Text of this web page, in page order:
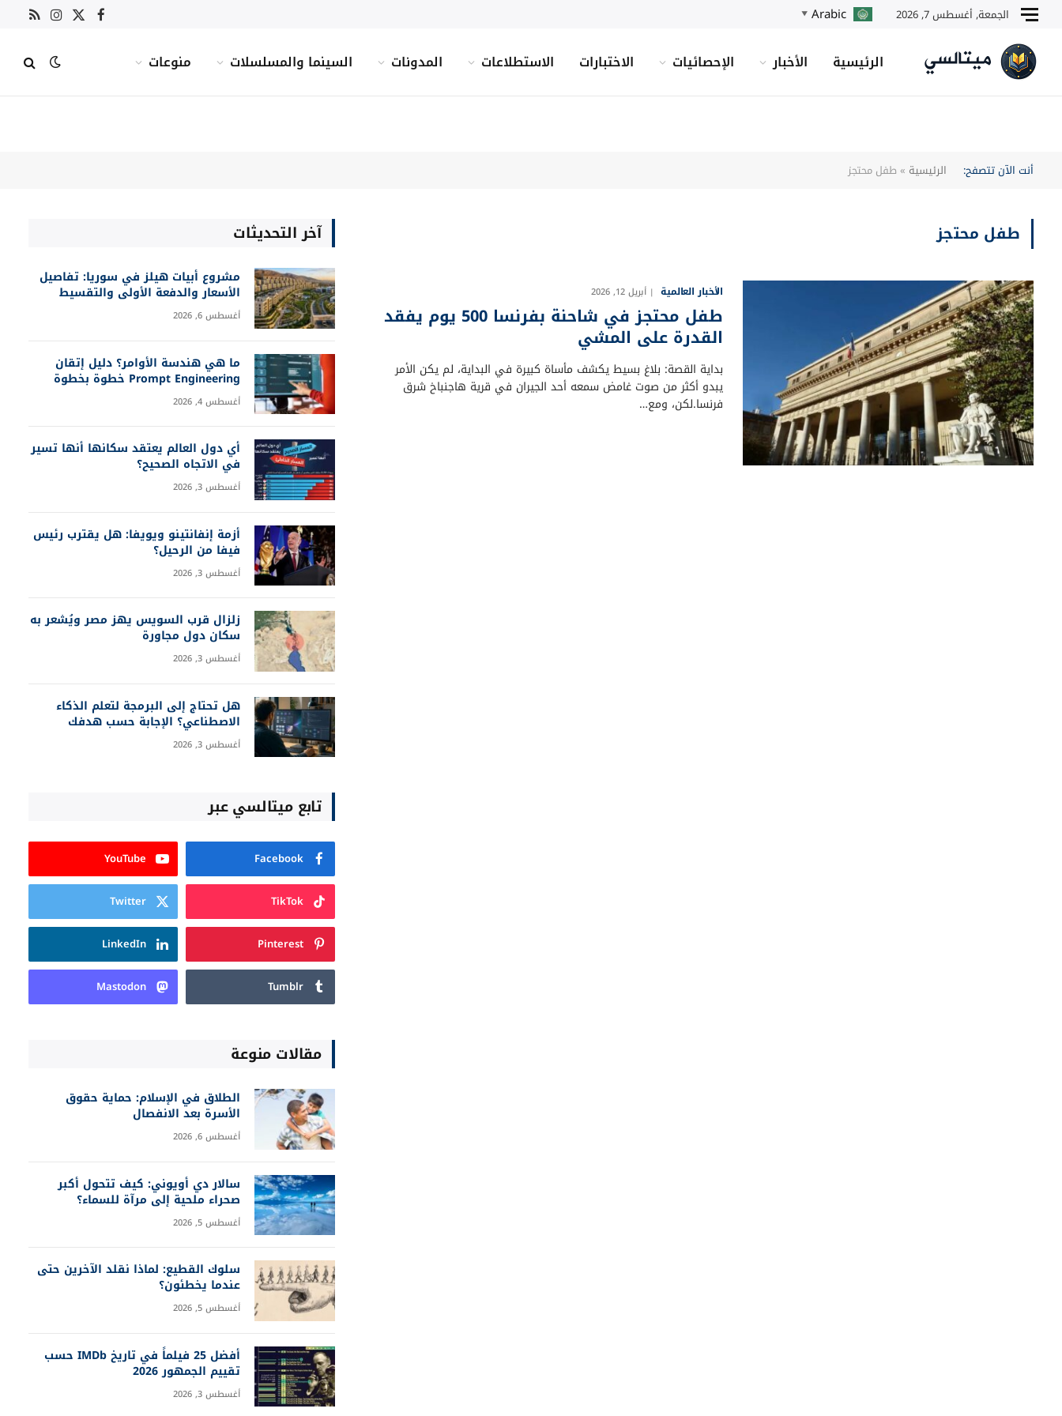
الجمعة, أغسطس 7, 2026 Arabic
▼ فيسبوك
X الانستغرام
RSS
الرئيسية الأخبار الإحصائيات الاختبارات الاستطلاعات المدونات السينما والمسلسلات منوعات
أنت الآن تتصفح: الرئيسية » طفل محتجز
طفل محتجز
الأخبار العالمية أبريل 12, 2026
طفل محتجز في شاحنة بفرنسا 500 يوم يفقد
القدرة على المشي
بداية القصة: بلاغ بسيط يكشف مأساة كبيرة في البداية، لم يكن الأمر
يبدو أكثر من صوت غامض سمعه أحد الجيران في قرية هاجنباخ شرق
فرنسا.لكن، ومع…
آخر التحديثات
مشروع أبيات هيلز في سوريا: تفاصيل
الأسعار والدفعة الأولى والتقسيط
أغسطس 6, 2026
ما هي هندسة الأوامر؟ دليل إتقان
Prompt Engineering خطوة بخطوة
أغسطس 4, 2026
أي دول العالم يعتقد سكانها أنها تسير
في الاتجاه الصحيح؟
أغسطس 3, 2026
أزمة إنفانتينو ويويفا: هل يقترب رئيس
فيفا من الرحيل؟
أغسطس 3, 2026
زلزال قرب السويس يهز مصر ويُشعر به
سكان دول مجاورة
أغسطس 3, 2026
هل تحتاج إلى البرمجة لتعلم الذكاء
الاصطناعي؟ الإجابة حسب هدفك
أغسطس 3, 2026
تابع ميتالسي عبر
Facebook
YouTube
TikTok
Twitter
Pinterest
LinkedIn
Tumblr
Mastodon
مقالات منوعة
الطلاق في الإسلام: حماية حقوق
الأسرة بعد الانفصال
أغسطس 6, 2026
سالار دي أويوني: كيف تتحول أكبر
صحراء ملحية إلى مرآة للسماء؟
أغسطس 5, 2026
سلوك القطيع: لماذا نقلد الآخرين حتى
عندما يخطئون؟
أغسطس 5, 2026
أفضل 25 فيلماً في تاريخ IMDb حسب
تقييم الجمهور 2026
أغسطس 3, 2026